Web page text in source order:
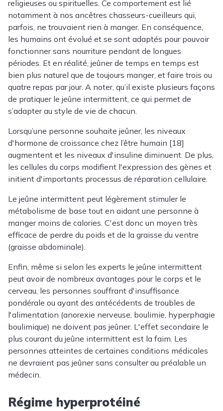
religieuses ou spirituelles. Ce comportement est lié
notamment à nos ancêtres chasseurs-cueilleurs qui,
parfois, ne trouvaient rien à manger. En conséquence,
les humains ont évolué et se sont adaptés pour pouvoir
fonctionner sans nourriture pendant de longues
périodes. Et en réalité, jeûner de temps en temps est
bien plus naturel que de toujours manger, et faire trois ou
quatre repas par jour. A noter, qu’il existe plusieurs façons
de pratiquer le jeûne intermittent, ce qui permet de
s’adapter au style de vie de chacun.
Lorsqu’une personne souhaite jeûner, les niveaux
d'hormone de croissance chez l’être humain [18]
augmentent et les niveaux d'insuline diminuent. De plus,
les cellules du corps modifient l'expression des gènes et
initient d'importants processus de réparation cellulaire.
Le jeûne intermittent peut légèrement stimuler le
métabolisme de base tout en aidant une personne à
manger moins de calories. C'est donc un moyen très
efficace de perdre du poids et de la graisse du ventre
(graisse abdominale).
Enfin, même si selon les experts le jeûne intermittent
peut avoir de nombreux avantages pour le corps et le
cerveau, les personnes souffrant d'insuffisance
pondérale ou ayant des antécédents de troubles de
l'alimentation (anorexie nerveuse, boulimie, hyperphagie
boulimique) ne doivent pas jeûner. L'effet secondaire le
plus courant du jeûne intermittent est la faim. Les
personnes atteintes de certaines conditions médicales
ne devraient pas jeûner sans consulter au préalable un
médecin.
Régime hyperprotéiné